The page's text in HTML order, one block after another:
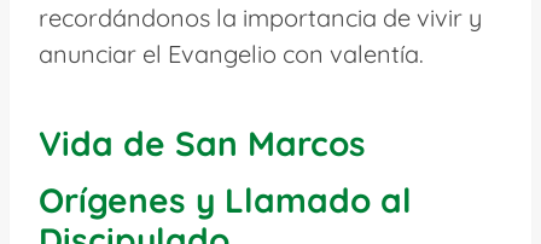
recordándonos la importancia de vivir y
anunciar el Evangelio con valentía.
Vida de San Marcos
Orígenes y Llamado al